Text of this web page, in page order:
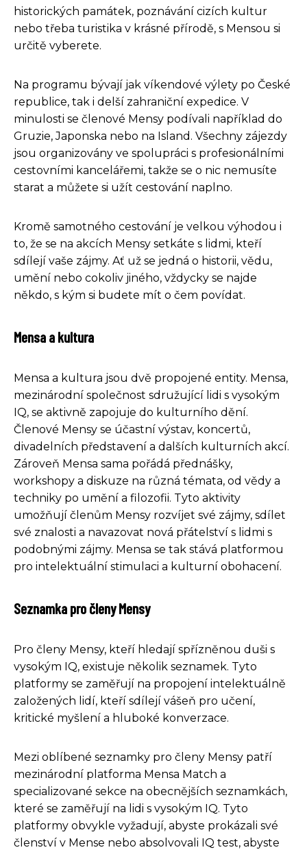
historických památek, poznávání cizích kultur
nebo třeba turistika v krásné přírodě, s Mensou si
určitě vyberete.
Na programu bývají jak víkendové výlety po České
republice, tak i delší zahraniční expedice. V
minulosti se členové Mensy podívali například do
Gruzie, Japonska nebo na Island. Všechny zájezdy
jsou organizovány ve spolupráci s profesionálními
cestovními kancelářemi, takže se o nic nemusíte
starat a můžete si užít cestování naplno.
Kromě samotného cestování je velkou výhodou i
to, že se na akcích Mensy setkáte s lidmi, kteří
sdílejí vaše zájmy. Ať už se jedná o historii, vědu,
umění nebo cokoliv jiného, vždycky se najde
někdo, s kým si budete mít o čem povídat.
Mensa a kultura
Mensa a kultura jsou dvě propojené entity. Mensa,
mezinárodní společnost sdružující lidi s vysokým
IQ, se aktivně zapojuje do kulturního dění.
Členové Mensy se účastní výstav, koncertů,
divadelních představení a dalších kulturních akcí.
Zároveň Mensa sama pořádá přednášky,
workshopy a diskuze na různá témata, od vědy a
techniky po umění a filozofii. Tyto aktivity
umožňují členům Mensy rozvíjet své zájmy, sdílet
své znalosti a navazovat nová přátelství s lidmi s
podobnými zájmy. Mensa se tak stává platformou
pro intelektuální stimulaci a kulturní obohacení.
Seznamka pro členy Mensy
Pro členy Mensy, kteří hledají spřízněnou duši s
vysokým IQ, existuje několik seznamek. Tyto
platformy se zaměřují na propojení intelektuálně
založených lidí, kteří sdílejí vášeň pro učení,
kritické myšlení a hluboké konverzace.
Mezi oblíbené seznamky pro členy Mensy patří
mezinárodní platforma Mensa Match a
specializované sekce na obecnějších seznamkách,
které se zaměřují na lidi s vysokým IQ. Tyto
platformy obvykle vyžadují, abyste prokázali své
členství v Mense nebo absolvovali IQ test, abyste